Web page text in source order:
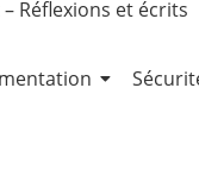
Réflexions et écrits